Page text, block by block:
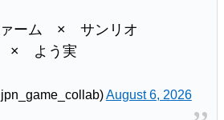
ァーム × サンリオ
× よう実
August 6, 2026